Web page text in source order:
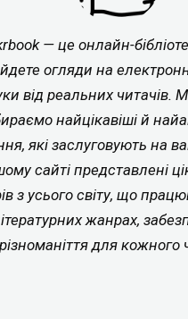
— це онлайн-
огляди на
від реальних читачів.
найцікавіші й
які заслуговують на
сайті представлені
з усього світу, що
жанрах,
різноманіття для кожного